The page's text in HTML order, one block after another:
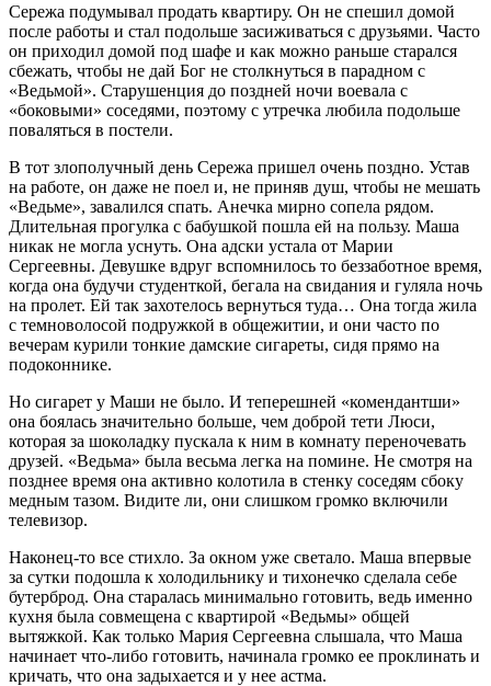
Сережа подумывал продать квартиру. Он не спешил домой
после работы и стал подольше засиживаться с друзьями. Часто
он приходил домой под шафе и как можно раньше старался
сбежать, чтобы не дай Бог не столкнуться в парадном с
«Ведьмой». Старушенция до поздней ночи воевала с
«боковыми» соседями, поэтому с утречка любила подольше
поваляться в постели.
В тот злополучный день Сережа пришел очень поздно. Устав
на работе, он даже не поел и, не приняв душ, чтобы не мешать
«Ведьме», завалился спать. Анечка мирно сопела рядом.
Длительная прогулка с бабушкой пошла ей на пользу. Маша
никак не могла уснуть. Она адски устала от Марии
Сергеевны. Девушке вдруг вспомнилось то беззаботное время,
когда она будучи студенткой, бегала на свидания и гуляла ночь
на пролет. Ей так захотелось вернуться туда… Она тогда жила
с темноволосой подружкой в общежитии, и они часто по
вечерам курили тонкие дамские сигареты, сидя прямо на
подоконнике.
Но сигарет у Маши не было. И теперешней «комендантши»
она боялась значительно больше, чем доброй тети Люси,
которая за шоколадку пускала к ним в комнату переночевать
друзей. «Ведьма» была весьма легка на помине. Не смотря на
позднее время она активно колотила в стенку соседям сбоку
медным тазом. Видите ли, они слишком громко включили
телевизор.
Наконец-то все стихло. За окном уже светало. Маша впервые
за сутки подошла к холодильнику и тихонечко сделала себе
бутерброд. Она старалась минимально готовить, ведь именно
кухня была совмещена с квартирой «Ведьмы» общей
вытяжкой. Как только Мария Сергеевна слышала, что Маша
начинает что-либо готовить, начинала громко ее проклинать и
кричать, что она задыхается и у нее астма.